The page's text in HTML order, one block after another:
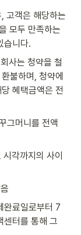
고객은 해당하는
모두 만족하는
습니다.
사는 청약을 철
불하며, 청약에
혜택금액은 전
그머니를 전액
각까지의 사이
완료일로부터 7
센터를 통해 그